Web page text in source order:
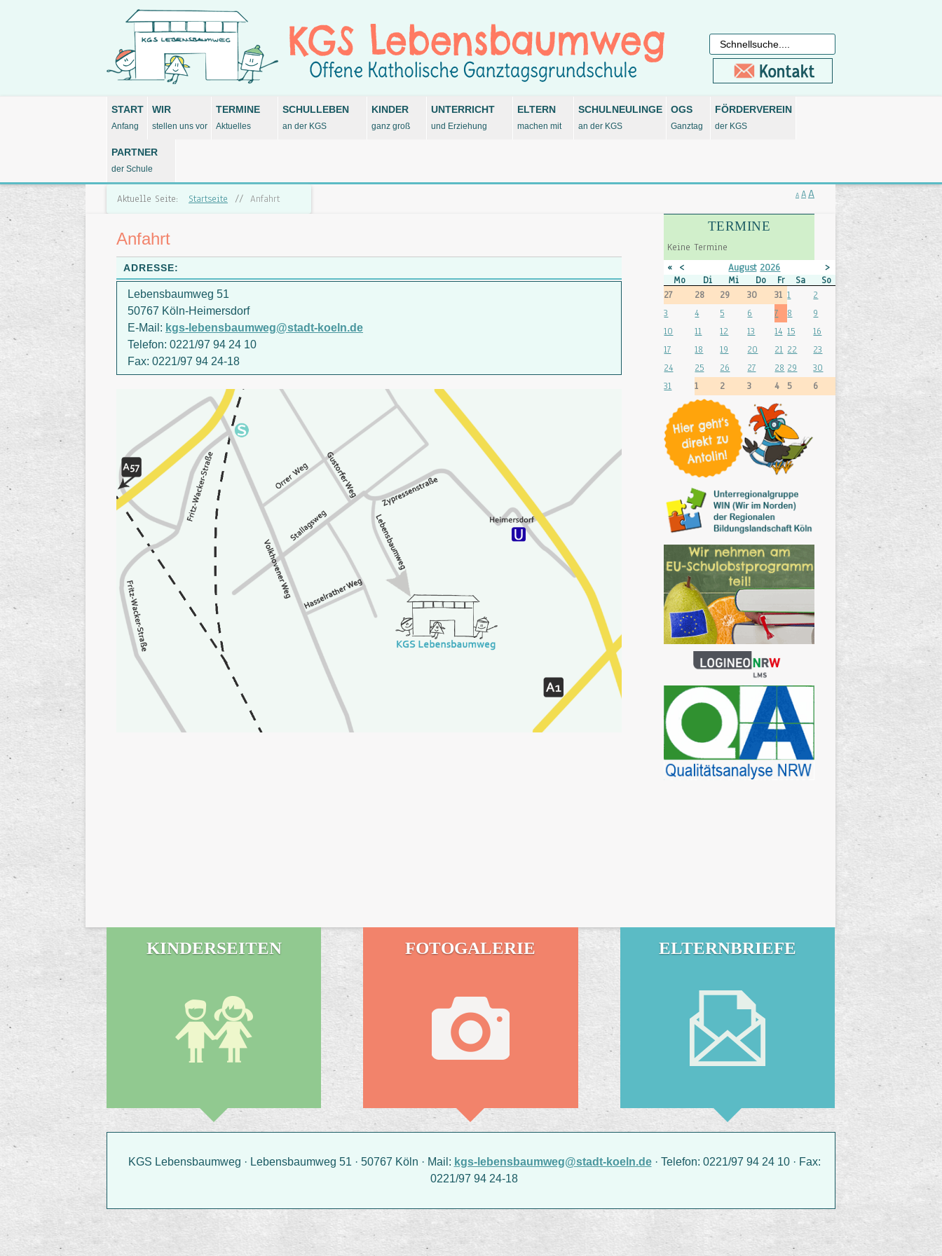
START
Anfang
WIR
stellen uns vor
TERMINE
Aktuelles
SCHULLEBEN
an der KGS
KINDER
ganz groß
UNTERRICHT
und Erziehung
ELTERN
machen mit
SCHULNEULINGE
an der KGS
OGS
Ganztag
FÖRDERVEREIN
der KGS
PARTNER
der Schule
Aktuelle Seite: Startseite // Anfahrt A AA
Anfahrt
ADRESSE:
Lebensbaumweg 51
50767 Köln-Heimersdorf
E-Mail: kgs-lebensbaumweg@stadt-koeln.de
Telefon: 0221/97 94 24 10
Fax: 0221/97 94 24-18
TERMINE
Keine Termine
« < August 2026 >
Mo
Di Mi Do Fr Sa
So
27
28 29 30 31 1
2
3
4 5 6 7 8
9
10
11 12 13 14 15
16
17
18 19 20 21 22
23
24
25 26 27 28 29
30
31
1 2 3 4 5 6
KINDERSEITEN FOTOGALERIE ELTERNBRIEFE
KGS Lebensbaumweg · Lebensbaumweg 51 · 50767 Köln · Mail: kgs-lebensbaumweg@stadt-koeln.de· Telefon: 0221/97 94 24 10 · Fax:
0221/97 94 24-18